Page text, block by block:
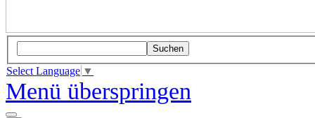
Suchen
Select Language ▼
Menü überspringen